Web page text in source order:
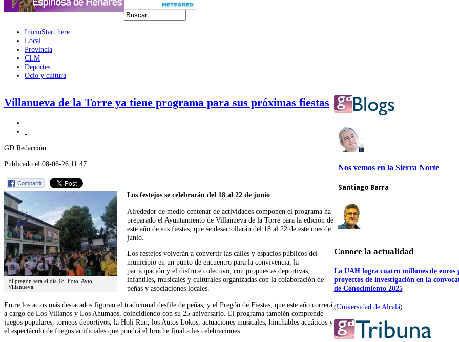
InicioStart here
Local
Provincia
CLM
Deportes
Ocio y cultura
Villanueva de la Torre ya tiene programa para sus próximas fiestas
GD Redacción
Publicado el 08-06-26 11:47
Compartir
El pregón será el día 18. Foto: Ayto
Villanueva.
Los festejos se celebrarán del 18 al 22 de junio
Alrededor de medio centenar de actividades componen el programa ha
preparado el Ayuntamiento de Villanueva de la Torre para la edición de
este año de sus fiestas, que se desarrollarán del 18 al 22 de este mes de
junio.
Los festejos volverán a convertir las calles y espacios públicos del
municipio en un punto de encuentro para la convivencia, la
participación y el disfrute colectivo, con propuestas deportivas,
infantiles, musicales y culturales organizadas con la colaboración de
peñas y asociaciones locales.
Entre los actos más destacados figuran el tradicional desfile de peñas, y el Pregón de Fiestas, que este año correrá
a cargo de Los Villanos y Los Ahumaos, coincidiendo con su 25 aniversario. El programa también comprende
juegos populares, torneos deportivos, la Holi Run, los Autos Lokos, actuaciones musicales, hinchables acuáticos y
el espectáculo de fuegos artificiales que pondrá el broche final a las celebraciones.
Conoce la actualidad
La UAH logra cuatro millones de euros
proyectos de investigación en la
de Conocimiento 2025
(Universidad de Alcalá)